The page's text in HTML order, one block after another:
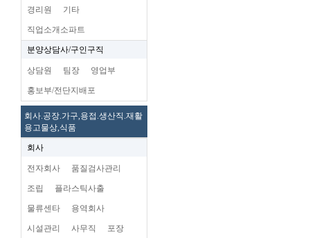
경리원 기타
직업소개소파트
분양상담사/구인구직
상담원 팀장 영업부
홍보부/전단지배포
회사.공장.가구,용접.생산직.재활
용고물상,식품
회사
전자회사 품질검사관리
조립 플라스틱사출
물류센타 용역회사
시설관리 사무직 포장